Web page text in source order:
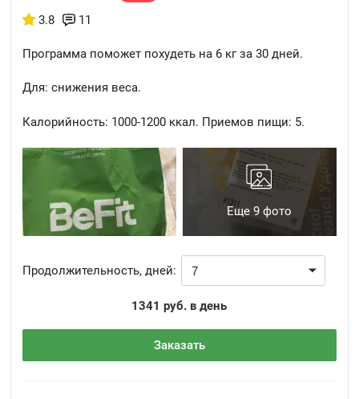
3.8
11
Программа поможет похудеть на 6 кг за 30 дней.
Для: снижения веса.
Калорийность: 1000-1200 ккал. Приемов пищи: 5.
Еще 9 фото
Продолжительность, дней:
1341 руб. в день
Заказать